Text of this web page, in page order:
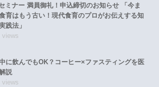
ミナー 満員御礼！申込締切のお知らせ 「今ま
育はもう古い！現代食育のプロがお伝えする知
践法」
views
に飲んでもOK？コーヒー×ファスティングを医
説
views